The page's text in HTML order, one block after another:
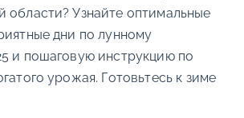
области? Узнайте оптимальные
дни по лунному
и пошаговую инструкцию по
урожая. Готовьтесь к зиме